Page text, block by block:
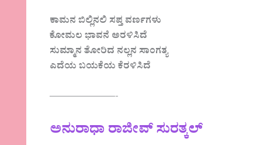
ಕಾಮನ ಬಿಲ್ಲಿನಲಿ ಸಪ್ತ ವರ್ಣಗಳು
ಕೋಮಲ ಭಾವನೆ ಅರಳಿಸಿದೆ
ಸುಮ್ಮಾನ ತೋರಿದ ನಲ್ಲನ ಸಾಂಗತ್ಯ
ಎದೆಯ ಬಯಕೆಯ ಕೆರಳಿಸಿದೆ
———————-
ಅನುರಾಧಾ ರಾಜೀವ್ ಸುರತ್ಕಲ್